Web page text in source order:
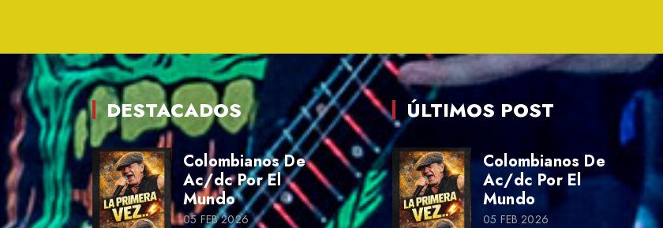
DESTACADOS
Colombianos De
Ac/dc Por El
Mundo
05 FEB 2026
ÚLTIMOS POST
Colombianos De
Ac/dc Por El
Mundo
05 FEB 2026